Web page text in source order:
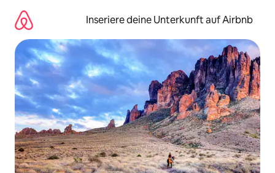
Inhalten
springen
Inseriere deine Unterkunft auf Airbnb